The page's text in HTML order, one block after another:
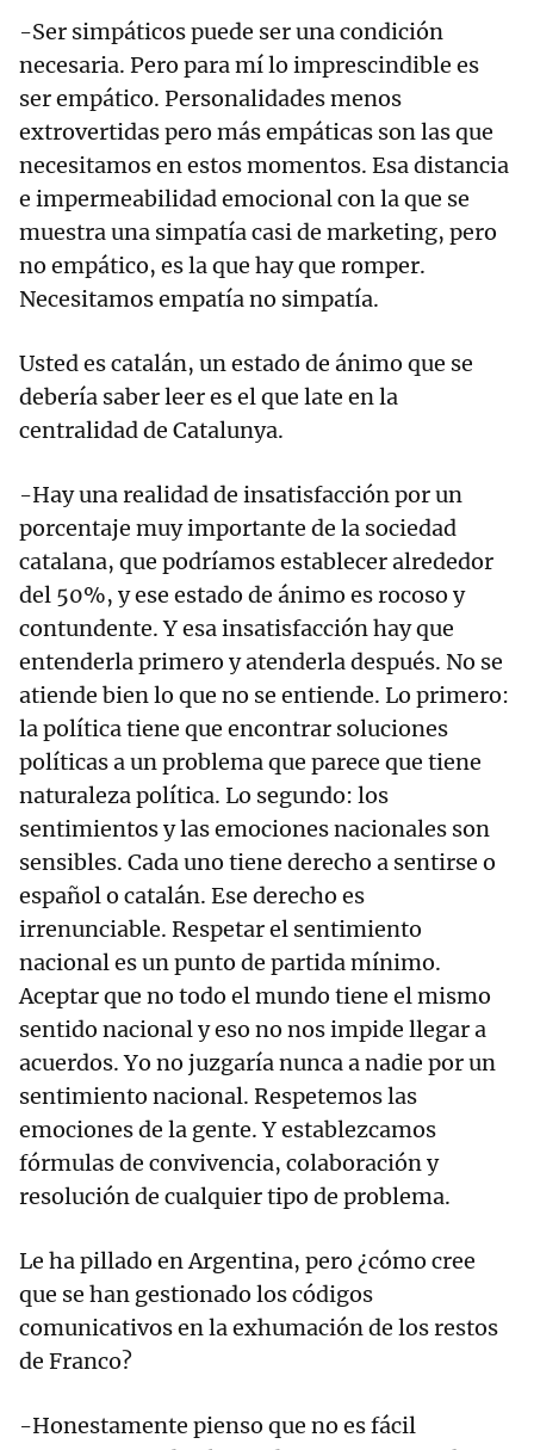
-Ser simpáticos puede ser una condición
necesaria. Pero para mí lo imprescindible es
ser empático. Personalidades menos
extrovertidas pero más empáticas son las que
necesitamos en estos momentos. Esa distancia
e impermeabilidad emocional con la que se
muestra una simpatía casi de marketing, pero
no empático, es la que hay que romper.
Necesitamos empatía no simpatía.
Usted es catalán, un estado de ánimo que se
debería saber leer es el que late en la
centralidad de Catalunya.
-Hay una realidad de insatisfacción por un
porcentaje muy importante de la sociedad
catalana, que podríamos establecer alrededor
del 50%, y ese estado de ánimo es rocoso y
contundente. Y esa insatisfacción hay que
entenderla primero y atenderla después. No se
atiende bien lo que no se entiende. Lo primero:
la política tiene que encontrar soluciones
políticas a un problema que parece que tiene
naturaleza política. Lo segundo: los
sentimientos y las emociones nacionales son
sensibles. Cada uno tiene derecho a sentirse o
español o catalán. Ese derecho es
irrenunciable. Respetar el sentimiento
nacional es un punto de partida mínimo.
Aceptar que no todo el mundo tiene el mismo
sentido nacional y eso no nos impide llegar a
acuerdos. Yo no juzgaría nunca a nadie por un
sentimiento nacional. Respetemos las
emociones de la gente. Y establezcamos
fórmulas de convivencia, colaboración y
resolución de cualquier tipo de problema.
Le ha pillado en Argentina, pero ¿cómo cree
que se han gestionado los códigos
comunicativos en la exhumación de los restos
de Franco?
-Honestamente pienso que no es fácil